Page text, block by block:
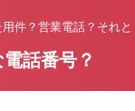
件？営業電話？それと
話番号？